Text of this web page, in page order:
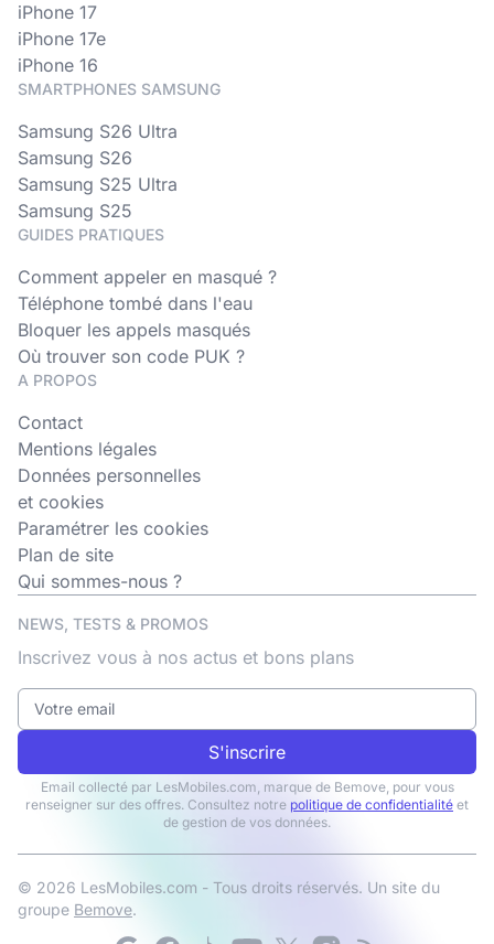
iPhone 17
iPhone 17e
iPhone 16
SMARTPHONES SAMSUNG
Samsung S26 Ultra
Samsung S26
Samsung S25 Ultra
Samsung S25
GUIDES PRATIQUES
Comment appeler en masqué ?
Téléphone tombé dans l'eau
Bloquer les appels masqués
Où trouver son code PUK ?
A PROPOS
Contact
Mentions légales
Données personnelles
et cookies
Paramétrer les cookies
Plan de site
Qui sommes-nous ?
NEWS, TESTS & PROMOS
Inscrivez vous à nos actus et bons plans
S'inscrire
Email collecté par LesMobiles.com, marque de Bemove, pour vous
renseigner sur des offres. Consultez notre politique de confidentialité et
de gestion de vos données.
© 2026 LesMobiles.com - Tous droits réservés. Un site du
groupe Bemove.